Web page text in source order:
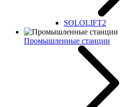
SOLOLIFT2
Промышленные станции